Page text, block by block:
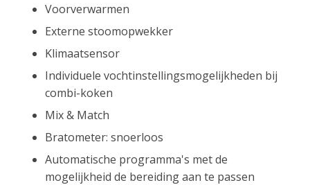
Voorverwarmen
Externe stoomopwekker
Klimaatsensor
Individuele vochtinstellingsmogelijkheden bij
combi-koken
Mix & Match
Bratometer: snoerloos
Automatische programma's met de
mogelijkheid de bereiding aan te passen